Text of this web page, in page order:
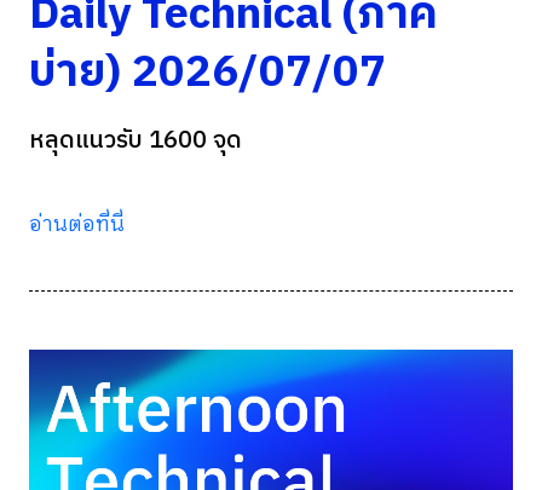
Daily Technical (ภาค
บ่าย) 2026/07/07
หลุดแนวรับ 1600 จุด
อ่านต่อที่นี่